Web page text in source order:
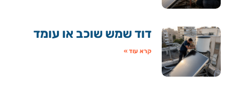
דוד שמש שוכב או עומד
קרא עוד »